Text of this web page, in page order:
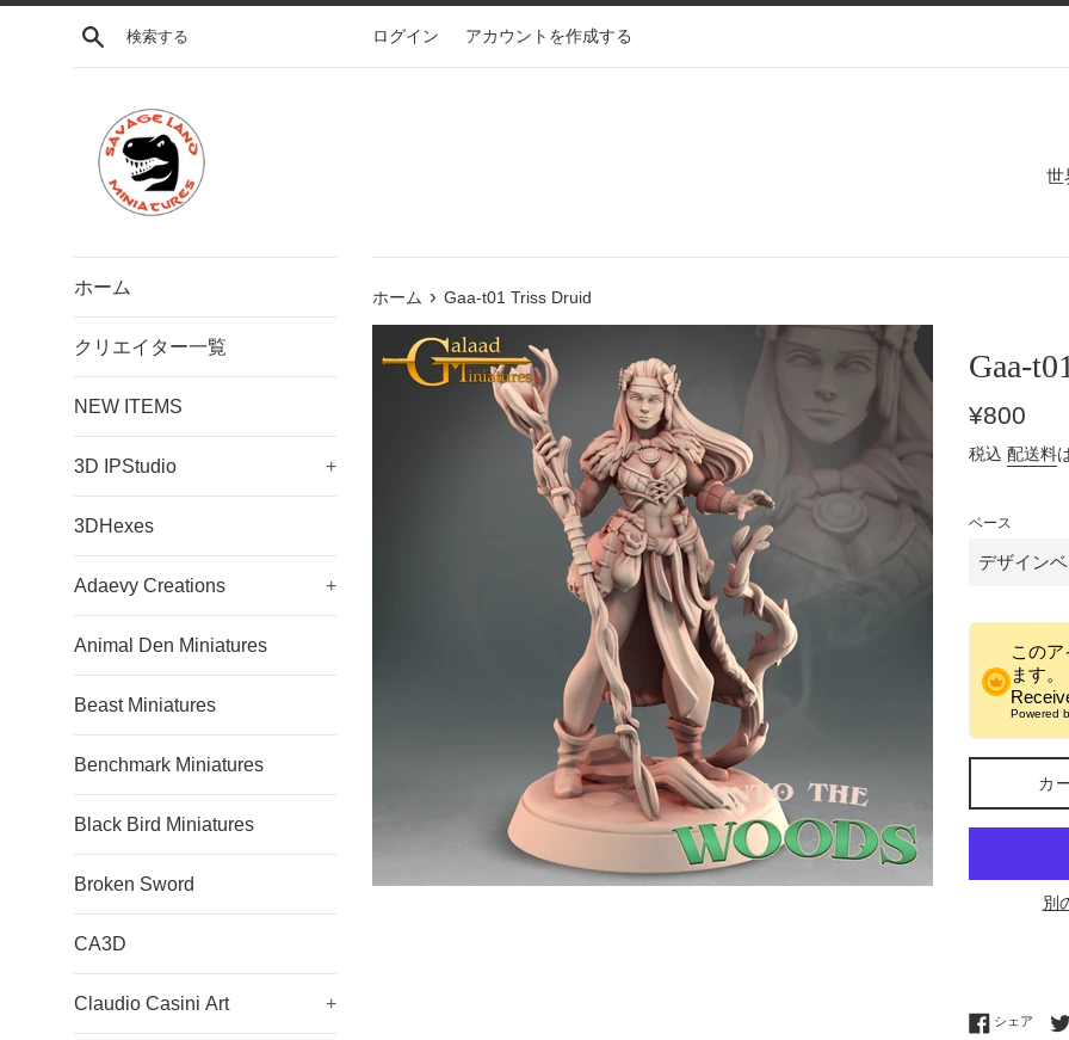
コ
検索する ログイン アカウントを作成する
世
ホーム
クリエイター一覧
NEW ITEMS
3D IPStudio +
3DHexes
Adaevy Creations +
Animal Den Miniatures
Beast Miniatures
Benchmark Miniatures
Black Bird Miniatures
Broken Sword
CA3D
Claudio Casini Art +
ホーム › Gaa-t01 Triss Druid
Gaa-
通
価
¥800
税込 配送料
ベース
この
ます。
Powered
カ
別
シェア